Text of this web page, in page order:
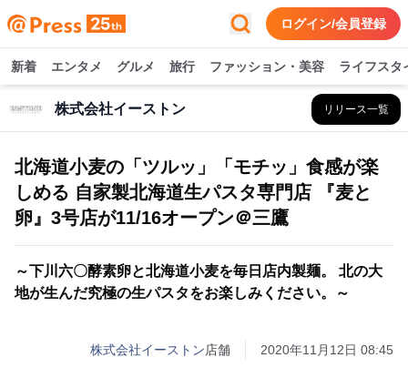
ログイン/会員登録
新着 エンタメ グルメ 旅行 ファッション・美容 ライフスタ
株式会社イーストン リリース一覧
北海道小麦の「ツルッ」「モチッ」食感が楽
しめる 自家製北海道生パスタ専門店 『麦と
卵』3号店が11/16オープン＠三鷹
～下川六〇酵素卵と北海道小麦を毎日店内製麺。 北の大
地が生んだ究極の生パスタをお楽しみください。～
株式会社イーストン店舗 2020年11月12日 08:45